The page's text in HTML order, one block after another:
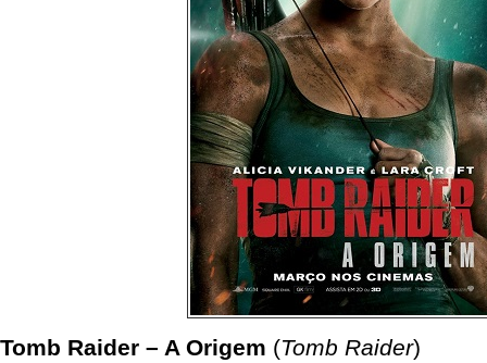
Tomb Raider – A Origem (Tomb Raider)